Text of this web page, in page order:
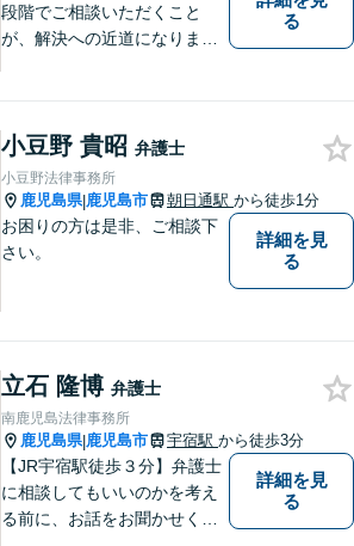
段階でご相談いただくこと
が、解決への近道になりま
なご相談でも、どうぞお気軽
にお声がけください。【初回
相談無料】【電話・WEB面談
可】
る
小豆野 貴昭 弁護士
小豆野法律事務所
鹿児島県|鹿児島市 朝日通駅 から徒歩1分
お困りの方は是非、ご相談下
さい。
詳細を見
る
立石 隆博 弁護士
南鹿児島法律事務所
鹿児島県|鹿児島市 宇宿駅 から徒歩3分
【JR宇宿駅徒歩３分】弁護士
に相談してもいいのかを考え
る前に、お話をお聞かせくだ
詳細を見
る